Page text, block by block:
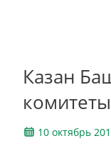
Казан
10 октябрь